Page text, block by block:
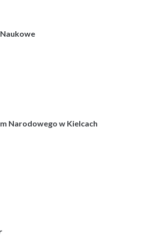
Narodowego w Kielcach